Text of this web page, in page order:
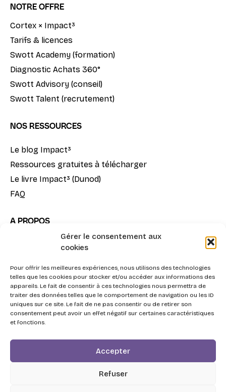
Gérer le consentement aux
cookies
Pour offrir les meilleures expériences, nous utilisons des technologies
telles que les cookies pour stocker et/ou accéder aux informations des
appareils. Le fait de consentir à ces technologies nous permettra de
traiter des données telles que le comportement de navigation ou les ID
uniques sur ce site. Le fait de ne pas consentir ou de retirer son
consentement peut avoir un effet négatif sur certaines caractéristiques
et fonctions.
Accepter
Refuser
NOTRE OFFRE
Cortex × Impact³
Tarifs & licences
Swott Academy (formation)
Diagnostic Achats 360°
Swott Advisory (conseil)
Swott Talent (recrutement)
NOS RESSOURCES
Le blog Impact³
Ressources gratuites à télécharger
Le livre Impact³ (Dunod)
FAQ
A PROPOS
Notre mission
Nous contacter
2026 - Swott, l'Agentic Procurement System pour la
triple performance Achats.
Respect de la vie privée